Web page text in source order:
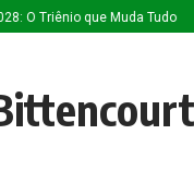
que Muda Tudo